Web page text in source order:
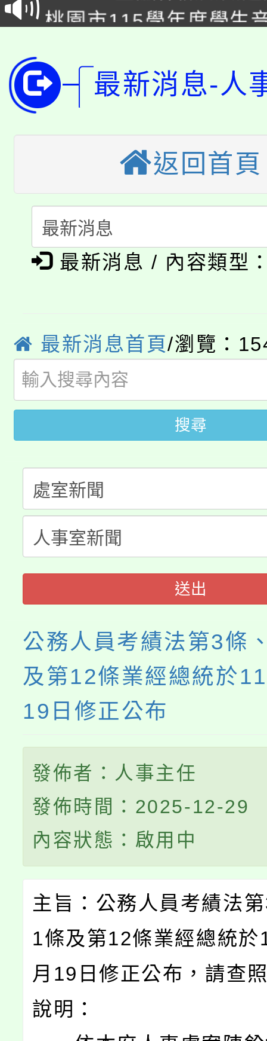
車」活動
桃園市115學年度學生
代理(課)教師甄選結果(
公告本校115學年度第
代理(課)教師甄選結果(
轉知中國文化大學推廣
《TA101》溝通分析基
程，歡迎學生輔導中心
心理、諮商輔導、社會
系所師生報名參加。
轉知苗栗縣政府辦理
縣市「校園短影音徵
門員」簡章及活動海報
踴躍報名參加。
桃園市115學年度學生
要點
「桃園市補助參觀特色
展演活動實施計畫」
115年度「教育部表揚
義教育推展貢獻獎」
公告本校115學年度第
生本土語及新住民語歌
公告本校115學年度第
代理(課)教師甄選結果(
公告本校115學年度第
代理(課)教師甄選結果(
轉知中國文化大學推廣
《TA101》溝通分析基
程，歡迎學生輔導中心
心理、諮商輔導、社會
系所師生報名參加。
轉知苗栗縣政府辦理
縣市「校園短影音徵選
門員」簡章及活動海報
踴躍報名參加。
要點
「桃園市補助參觀特色
展演活動實施計畫」
115年度「教育部表揚
義教育推展貢獻獎」
最新消息-人
返回首頁
最新消息 / 內容類型
最新消息首頁/瀏覽：
搜尋
送出
公務人員考績法第3條
及第12條業經總統於
19日修正公布
發佈者：人事主任
發佈時間：2025-12-29
內容狀態：啟用中
主旨：公務人員考績法
1條及第12條業經總統
月19日修正公布，請查
說明：